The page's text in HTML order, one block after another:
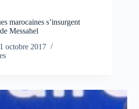
marocaines s’insurgent
Messahel
octobre 2017